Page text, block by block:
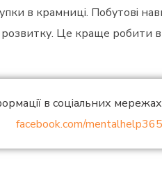
в крамниці. Побутові
Це краще робити в
в соціальних
facebook.com/mentalhelp365